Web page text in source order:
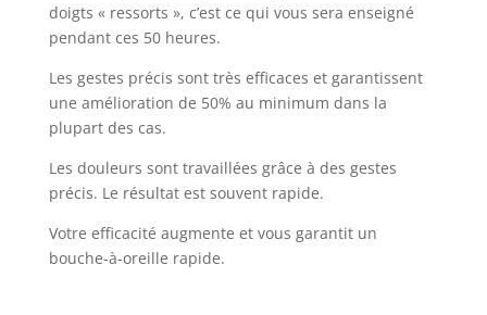
doigts « ressorts », c’est ce qui vous sera enseigné
pendant ces 50 heures.
Les gestes précis sont très efficaces et garantissent
une amélioration de 50% au minimum dans la
plupart des cas.
Les douleurs sont travaillées grâce à des gestes
précis. Le résultat est souvent rapide.
Votre efficacité augmente et vous garantit un
bouche-à-oreille rapide.